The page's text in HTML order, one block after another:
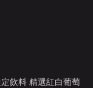
飲料 精選紅白葡萄